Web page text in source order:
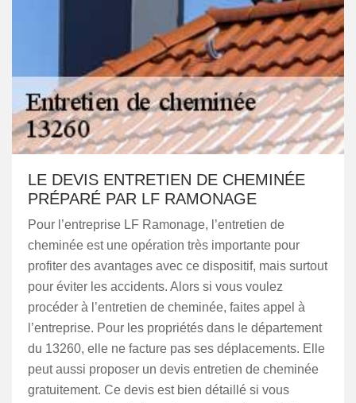
LE DEVIS ENTRETIEN DE CHEMINÉE
PRÉPARÉ PAR LF RAMONAGE
Pour l’entreprise LF Ramonage, l’entretien de
cheminée est une opération très importante pour
profiter des avantages avec ce dispositif, mais surtout
pour éviter les accidents. Alors si vous voulez
procéder à l’entretien de cheminée, faites appel à
l’entreprise. Pour les propriétés dans le département
du 13260, elle ne facture pas ses déplacements. Elle
peut aussi proposer un devis entretien de cheminée
gratuitement. Ce devis est bien détaillé si vous